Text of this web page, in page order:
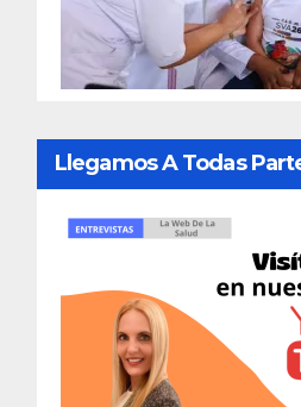
Llegamos A Todas